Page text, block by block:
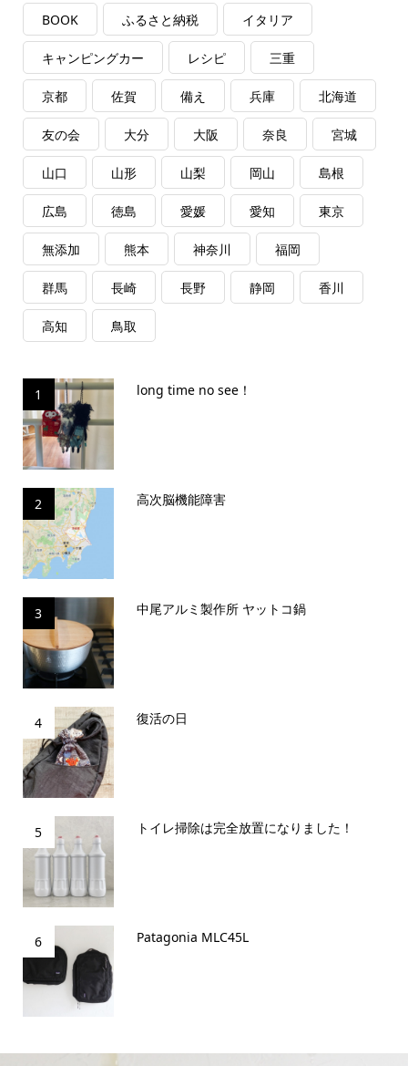
BOOK ふるさと納税 イタリア
キャンピングカー レシピ 三重
京都 佐賀 備え 兵庫 北海道
友の会 大分 大阪 奈良 宮城
山口 山形 山梨 岡山 島根
広島 徳島 愛媛 愛知 東京
無添加 熊本 神奈川 福岡
群馬 長崎 長野 静岡 香川
高知 鳥取
1 long time no see！
2 高次脳機能障害
3 中尾アルミ製作所 ヤットコ鍋
4 復活の日
5 トイレ掃除は完全放置になりました！
6 Patagonia MLC45L